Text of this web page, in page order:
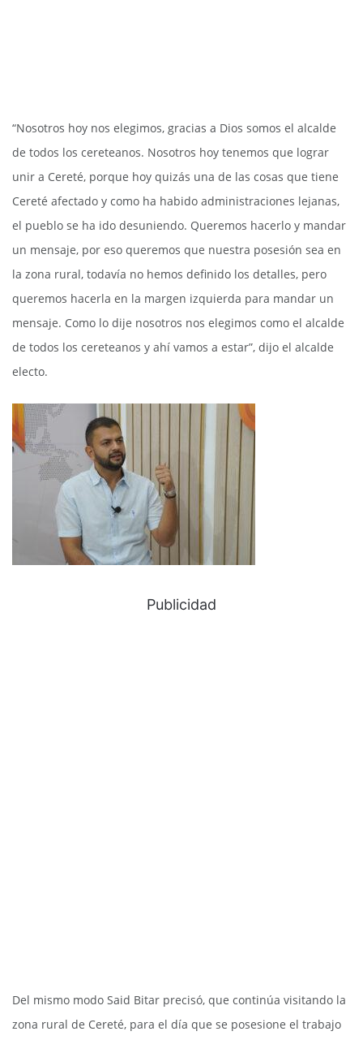
“Nosotros hoy nos elegimos, gracias a Dios somos el alcalde
de todos los cereteanos. Nosotros hoy tenemos que lograr
unir a Cereté, porque hoy quizás una de las cosas que tiene
Cereté afectado y como ha habido administraciones lejanas,
el pueblo se ha ido desuniendo. Queremos hacerlo y mandar
un mensaje, por eso queremos que nuestra posesión sea en
la zona rural, todavía no hemos definido los detalles, pero
queremos hacerla en la margen izquierda para mandar un
mensaje. Como lo dije nosotros nos elegimos como el alcalde
de todos los cereteanos y ahí vamos a estar”, dijo el alcalde
electo.
Publicidad
Del mismo modo Said Bitar precisó, que continúa visitando la
zona rural de Cereté, para el día que se posesione el trabajo